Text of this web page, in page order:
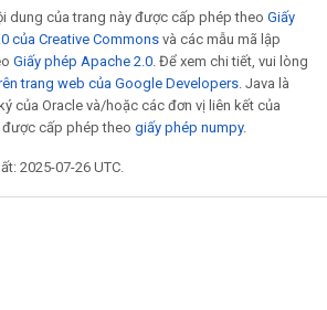
dung của trang này được cấp phép theo Giấy
của Creative Commons và các mẫu mã lập
Giấy phép Apache 2.0. Để xem chi tiết, vui lòng
trang web của Google Developers. Java là
của Oracle và/hoặc các đơn vị liên kết của
cấp phép theo giấy phép numpy.
2025-07-26 UTC.